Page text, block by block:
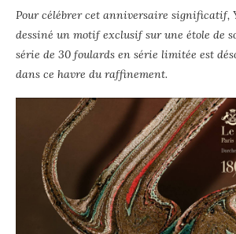
Pour célébrer cet anniversaire significatif,
dessiné un motif exclusif sur une étole de
série de 30 foulards en série limitée est
dans ce havre du raffinement.